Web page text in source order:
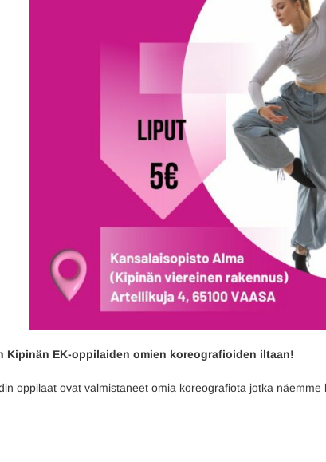
Kipinän EK-oppilaiden omien koreografioiden iltaan!
oppilaat ovat valmistaneet omia koreografiota jotka näemme